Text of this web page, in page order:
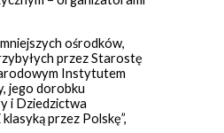
ośrodków,
przez Starostę
Instytutem
jego dorobku
i Dziedzictwa
przez Polskę”,